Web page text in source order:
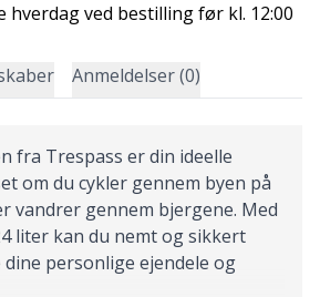
ved bestilling før kl. 12:00
Anmeldelser (0)
fra Trespass er din ideelle
om du cykler gennem byen på
vandrer gennem bjergene. Med
liter kan du nemt og sikkert
personlige ejendele og